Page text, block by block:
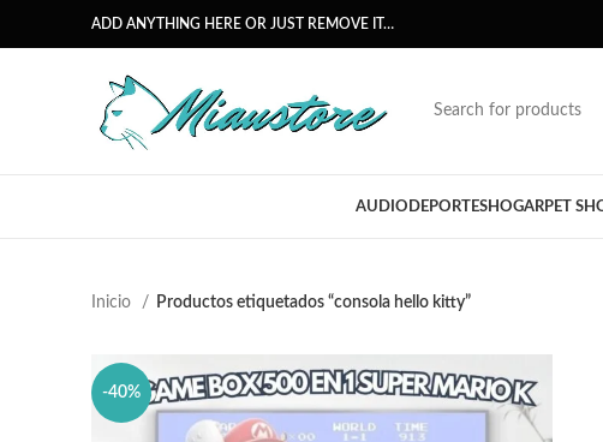
ADD ANYTHING HERE OR JUST REMOVE IT…
AUDIO DEPORTESHOGARPET
Inicio Productos etiquetados “consola hello kitty”
-40%